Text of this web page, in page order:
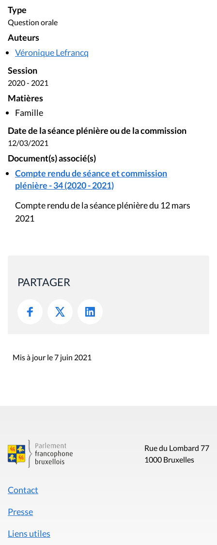
Type
Question orale
Auteurs
Véronique Lefrancq
Session
2020 - 2021
Matières
Famille
Date de la séance plénière ou de la commission
12/03/2021
Document(s) associé(s)
Compte rendu de séance et commission
plénière - 34 (2020 - 2021)
Compte rendu de la séance plénière du 12 mars
2021
PARTAGER
Mis à jour le 7 juin 2021
Rue du Lombard 77
1000 Bruxelles
Contact
Presse
Liens utiles